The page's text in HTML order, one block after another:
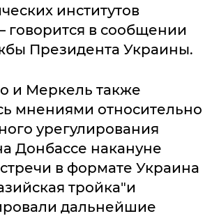
институтов
говорится в сообщении
Президента Украины.
и Меркель также
мнениями относительно
урегулирования
Донбассе накануне
в формате Украина
тройка"и
дальнейшие